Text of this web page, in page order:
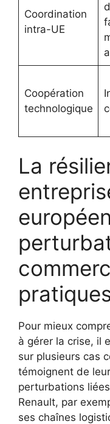
Coordination
intra-UE
Coopération
technologique
La
Pour mieux
à gérer la crise, il
sur plusieurs cas
témoignent de
perturbations
Renault, par
ses chaînes